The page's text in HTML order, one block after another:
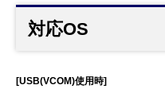
対応OS
[USB(VCOM)使用時]